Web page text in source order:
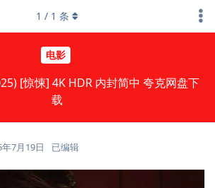
电影
[惊悚] 4K HDR 内封简中 夸克网盘下
载
1 / 1 条
7月19日 已编辑